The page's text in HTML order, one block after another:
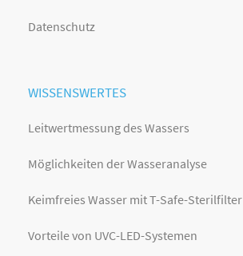
Datenschutz
WISSENSWERTES
Leitwertmessung des Wassers
Möglichkeiten der Wasseranalyse
Keimfreies Wasser mit T-Safe-Sterilfilter
Vorteile von UVC-LED-Systemen